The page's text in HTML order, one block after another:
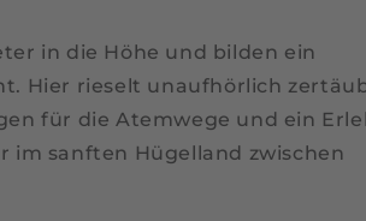
in die Höhe und bilden ein
Hier rieselt unaufhörlich
für die Atemwege und ein
im sanften Hügelland zwischen